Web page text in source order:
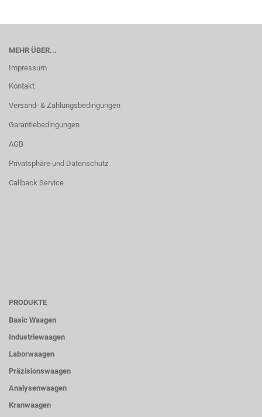
MEHR ÜBER...
Impressum
Kontakt
Versand- & Zahlungsbedingungen
Garantiebedingungen
AGB
Privatsphäre und Datenschutz
Callback Service
PRODUKTE
Basic Waagen
Industriewaagen
Laborwaagen
Präzisionswaagen
Analysenwaagen
Kranwaagen